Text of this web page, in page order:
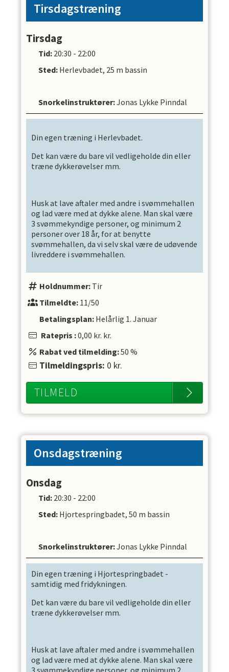
Tirsdagstræning
Tirsdag
Tid: 20:30 - 22:00
Sted: Herlevbadet, 25 m bassin
Snorkelinstruktører:Jonas Lykke Pinndal
Din egen træning i Herlevbadet.
Det kan være du bare vil vedligeholde din eller
træne dykkerøvelser mm.
Husk at lave aftaler med andre i svømmehallen
og lad være med at dykke alene. Man skal være
3 svømmekyndige personer, og minimum 2
personer over 18 år, for at benytte
svømmehallen, da vi selv skal være de udøvende
livreddere i svømmehallen.
Holdnummer: Tir
Tilmeldte:11/50
Betalingsplan: Helårlig 1. Januar
Ratepris :0,00 kr. kr.
Rabat ved tilmelding:50 %
Tilmeldingspris: 0 kr.
TILMELD
Onsdagstræning
Onsdag
Tid: 20:30 - 22:00
Sted: Hjortespringbadet, 50 m bassin
Snorkelinstruktører:Jonas Lykke Pinndal
Din egen træning i Hjortespringbadet -
samtidig med fridykningen.
Det kan være du bare vil vedligeholde din eller
træne dykkerøvelser mm.
Husk at lave aftaler med andre i svømmehallen
og lad være med at dykke alene. Man skal være
3 svømmekyndige personer, og minimum 2